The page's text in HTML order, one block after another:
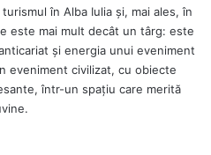
în Alba Iulia și, mai ales, în
este mai mult decât un târg: este
și energia unui eveniment
eveniment civilizat, cu obiecte
într-un spațiu care merită